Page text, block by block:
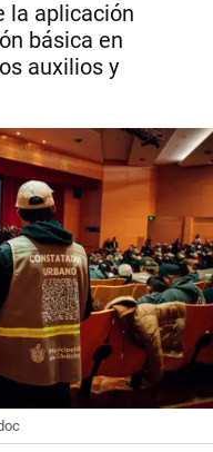
la aplicación
básica en
auxilios y